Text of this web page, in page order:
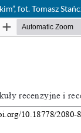
fot. Tomasz